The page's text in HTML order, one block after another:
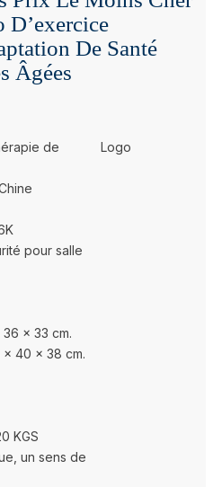
De Santé
Âgées
de
pour salle
x 33 cm.
x 40 x 38 cm.
KGS
un sens de
Logo